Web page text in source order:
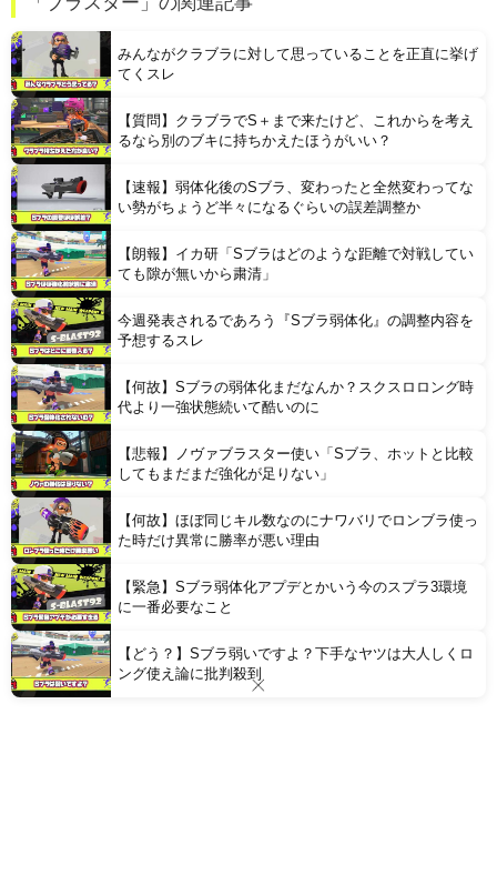
【凄すぎる】 力士の嫁に美人が多い理由→「これ」だったｗｗｗｗｗｗｗ
Powered by livedoor 相互RSS
みんながクラブラに対して思っていることを正直に挙げ
てくスレ
【質問】クラブラでS＋まで来たけど、これからを考え
るなら別のブキに持ちかえたほうがいい？
【速報】弱体化後のSブラ、変わったと全然変わってな
い勢がちょうど半々になるぐらいの誤差調整か
【朗報】イカ研「Sブラはどのような距離で対戦してい
ても隙が無いから粛清」
今週発表されるであろう『Sブラ弱体化』の調整内容を
予想するスレ
【何故】Sブラの弱体化まだなんか？スクスロロング時
代より一強状態続いて酷いのに
【悲報】ノヴァブラスター使い「Sブラ、ホットと比較
してもまだまだ強化が足りない」
【何故】ほぼ同じキル数なのにナワバリでロンブラ使っ
た時だけ異常に勝率が悪い理由
【緊急】Sブラ弱体化アプデとかいう今のスプラ3環境
に一番必要なこと
【どう？】Sブラ弱いですよ？下手なヤツは大人しくロ
ング使え論に批判殺到